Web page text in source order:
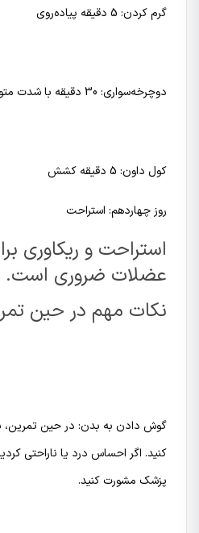
گرم کردن: 5 دقیقه پیاده‌روی
دوچرخه‌سواری: 30 دقیقه با شدت متوسط
کول داون: 5 دقیقه کشش
روز چهاردهم: استراحت
استراحت و ریکاوری
عضلات ضروری است.
نکات مهم در حین
گوش دادن به بدن: در حین تمرین،
کنید. اگر احساس درد یا ناراحتی
پزشک مشورت کنید.